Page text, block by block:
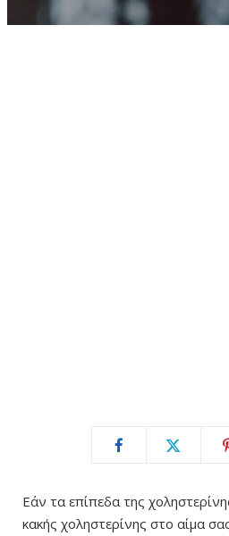
Εάν τα επίπεδα της
κακής χοληστερίνης στο αίμα